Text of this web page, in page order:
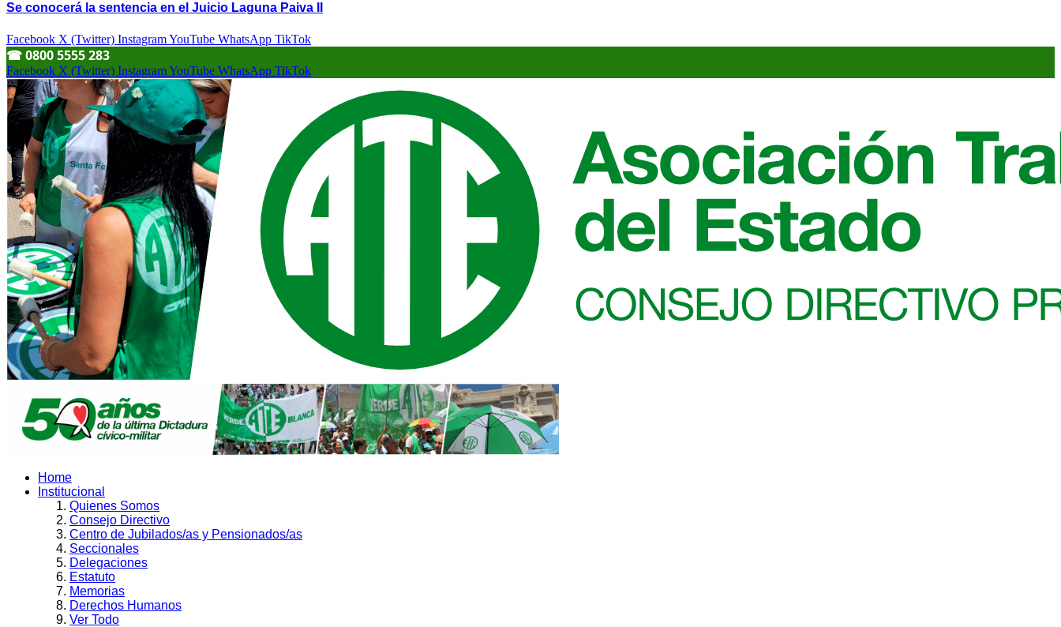
Se conocerá la sentencia en el Juicio Laguna Paiva II
Facebook X (Twitter) InstagramYouTube WhatsApp TikTok
☎︎ 0800 5555 283
Facebook X (Twitter) InstagramYouTube WhatsApp TikTok
Home
Institucional
Quienes Somos
Consejo Directivo
Centro de Jubilados/as y Pensionados/as
Seccionales
Delegaciones
Estatuto
Memorias
Derechos Humanos
Ver Todo